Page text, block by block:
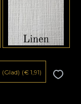
(Glad) (€ 1,91)